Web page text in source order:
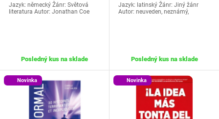
Jazyk: německý Žánr: Světová
literatura Autor: Jonathan Coe
Posledný kus na sklade
Jazyk: latinský Žánr: Jiný žánr
Autor: neuveden, neznámý,
Posledný kus na sklade
Novinka Novinka